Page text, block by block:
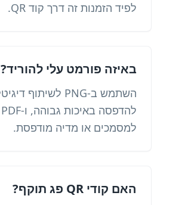
לפיד הזמנות זה דרך קוד QR.
באיזה פורמט עלי להוריד?
להדפסה באיכות גבוהה, ו-PDF
למסמכים או מדיה מודפסת.
האם קודי QR פג תוקף?